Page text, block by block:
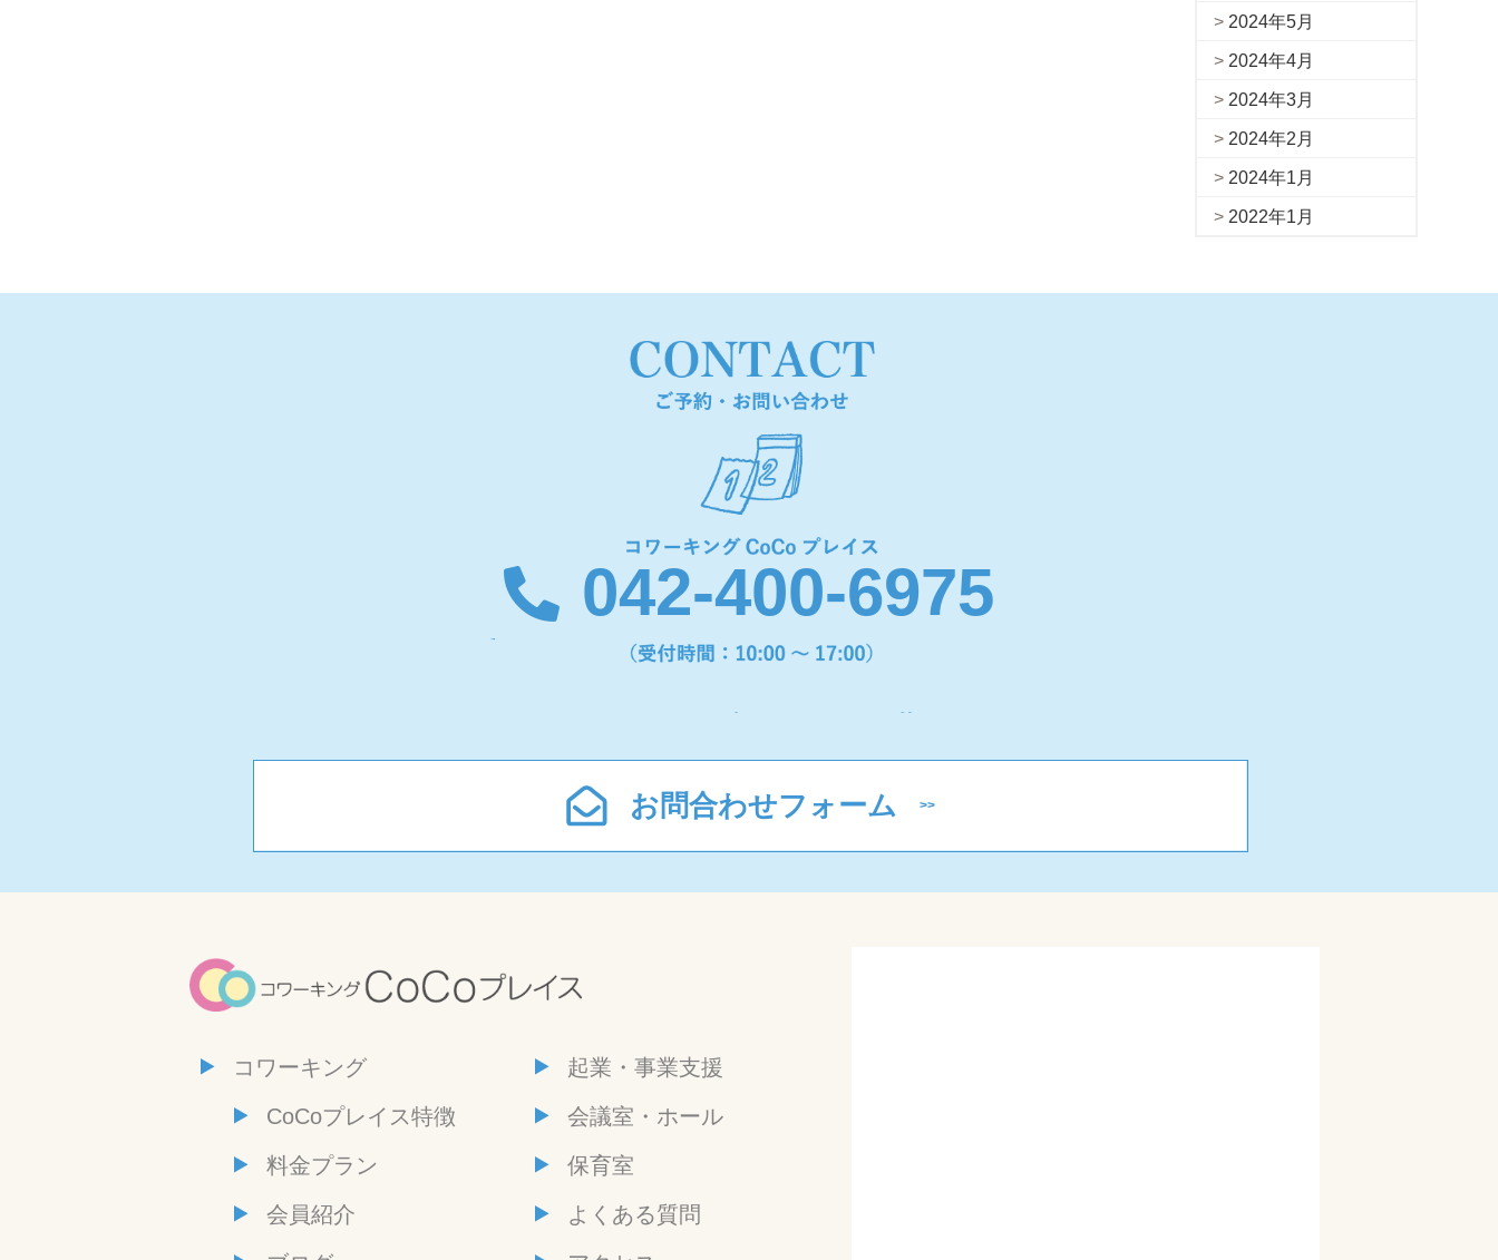
2024年5月
2024年4月
2024年3月
2024年2月
2024年1月
2022年1月
042-400-6975
お問合わせフォーム
コワーキング
CoCoプレイス特徴
料金プラン
会員紹介
起業・事業支援
会議室・ホール
保育室
よくある質問